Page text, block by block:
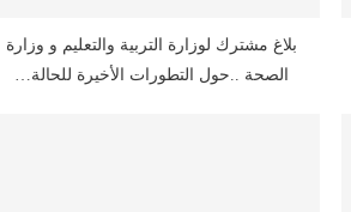
بلاغ مشترك لوزارة التربية والتعليم و وزارة
الصحة ..حول التطورات الأخيرة للحالة…